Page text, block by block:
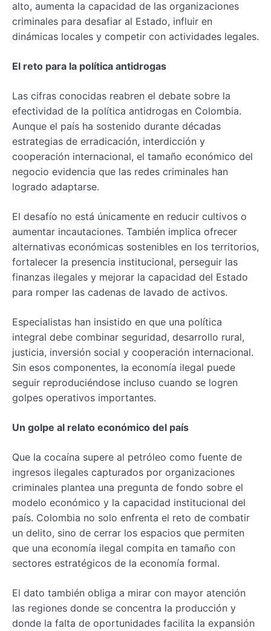
alto, aumenta la capacidad de las organizaciones
criminales para desafiar al Estado, influir en
dinámicas locales y competir con actividades legales.
El reto para la política antidrogas
Las cifras conocidas reabren el debate sobre la
efectividad de la política antidrogas en Colombia.
Aunque el país ha sostenido durante décadas
estrategias de erradicación, interdicción y
cooperación internacional, el tamaño económico del
negocio evidencia que las redes criminales han
logrado adaptarse.
El desafío no está únicamente en reducir cultivos o
aumentar incautaciones. También implica ofrecer
alternativas económicas sostenibles en los territorios,
fortalecer la presencia institucional, perseguir las
finanzas ilegales y mejorar la capacidad del Estado
para romper las cadenas de lavado de activos.
Especialistas han insistido en que una política
integral debe combinar seguridad, desarrollo rural,
justicia, inversión social y cooperación internacional.
Sin esos componentes, la economía ilegal puede
seguir reproduciéndose incluso cuando se logren
golpes operativos importantes.
Un golpe al relato económico del país
Que la cocaína supere al petróleo como fuente de
ingresos ilegales capturados por organizaciones
criminales plantea una pregunta de fondo sobre el
modelo económico y la capacidad institucional del
país. Colombia no solo enfrenta el reto de combatir
un delito, sino de cerrar los espacios que permiten
que una economía ilegal compita en tamaño con
sectores estratégicos de la economía formal.
El dato también obliga a mirar con mayor atención
las regiones donde se concentra la producción y
donde la falta de oportunidades facilita la expansión